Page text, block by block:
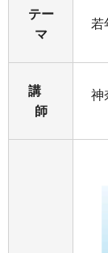
テー
マ
若
講
師
神